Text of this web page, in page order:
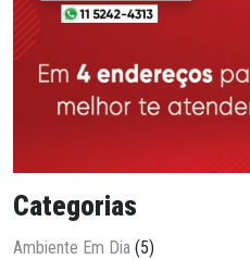
Categorias
Ambiente Em Dia (5)